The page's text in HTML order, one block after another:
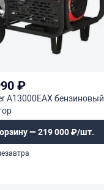
₽
A13000EAX бензиновый
— 219 000 ₽/шт.